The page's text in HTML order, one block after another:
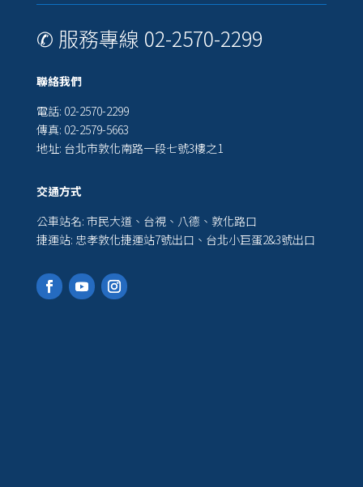
✆ 服務專線 02-2570-2299
聯絡我們
電話: 02-2570-2299
傳真: 02-2579-5663
地址: 台北市敦化南路一段七號3樓之1
交通方式
公車站名: 市民大道、台視、八德、敦化路口
捷運站: 忠孝敦化捷運站7號出口、台北小巨蛋2&3號出口